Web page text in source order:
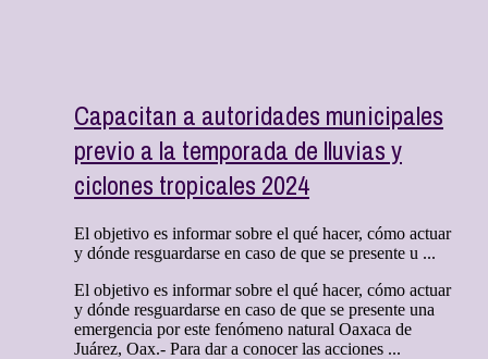
Capacitan a autoridades municipales
previo a la temporada de lluvias y
ciclones tropicales 2024
El objetivo es informar sobre el qué hacer, cómo actuar
y dónde resguardarse en caso de que se presente u ...
El objetivo es informar sobre el qué hacer, cómo actuar
y dónde resguardarse en caso de que se presente una
emergencia por este fenómeno natural Oaxaca de
Juárez, Oax.- Para dar a conocer las acciones ...